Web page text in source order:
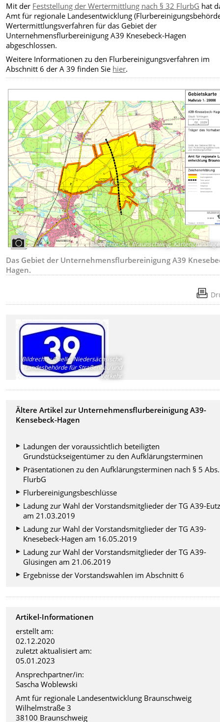
Mit der Feststellung der Wertermittlung nach § 32 FlurbG hat
Amt für regionale Landesentwicklung
Wertermittlungsverfahren für das Gebiet der
Unternehmensflurbereinigung A39 Knesebeck-Hagen
abgeschlossen.
Weitere Informationen zu den Flurbereinigungsverfahren im
Abschnitt 6 der A 39 finden Sie hier.
Bildrechte:ArL Braunschweig, Kartengrundlage
Das Gebiet der Unternehmensflurbereinigung A39
Hagen.
Bildrechte:Quelle: Niedersächsische
Landesbehörde für Straßenbau und
Verkehr
Ältere Artikel zur Unternehmensflurbereinigung A39-
Kensebeck-Hagen
Ladungen der voraussichtlich beteiligten
Grundstückseigentümer zu den Aufklärungsterminen
Präsentationen zu den Aufklärungsterminen nach § 5
FlurbG
Flurbereinigungsbeschlüsse
Ladung zur Wahl der Vorstandsmitglieder der TG A39-
am 21.03.2019
Ladung zur Wahl der Vorstandsmitglieder der TG A39-
Knesebeck-Hagen am 16.05.2019
Ladung zur Wahl der Vorstandsmitglieder der TG A39-
Glüsingen am 21.06.2019
Ergebnisse der Vorstandswahlen im Abschnitt 6
Artikel-Informationen
erstellt am:
02.12.2020
zuletzt aktualisiert am:
05.01.2023
Ansprechpartner/in:
Sascha Woblewski
Amt für regionale Landesentwicklung Braunschweig
Wilhelmstraße 3
38100 Braunschweig